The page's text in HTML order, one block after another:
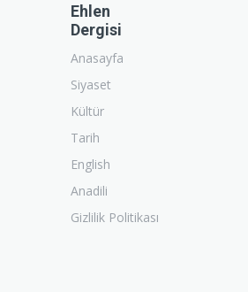
Ehlen
Dergisi
Anasayfa
Siyaset
Kültür
Tarih
English
Anadili
Gizlilik Politikası